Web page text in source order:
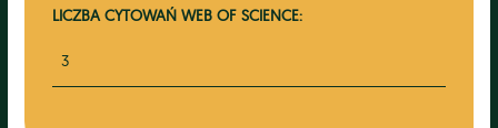
LICZBA CYTOWAŃ WEB OF SCIENCE:
3